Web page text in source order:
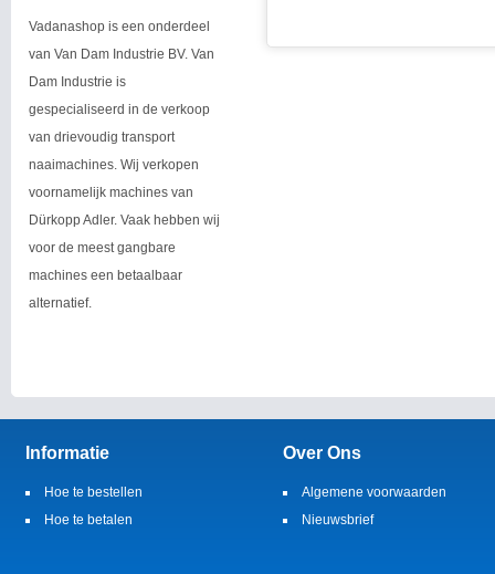
Vadanashop is een onderdeel
van Van Dam Industrie BV. Van
Dam Industrie is
gespecialiseerd in de verkoop
van drievoudig transport
naaimachines. Wij verkopen
voornamelijk machines van
Dürkopp Adler. Vaak hebben wij
voor de meest gangbare
machines een betaalbaar
alternatief.
Informatie
Hoe te bestellen
Hoe te betalen
Over Ons
Algemene voorwaarden
Nieuwsbrief